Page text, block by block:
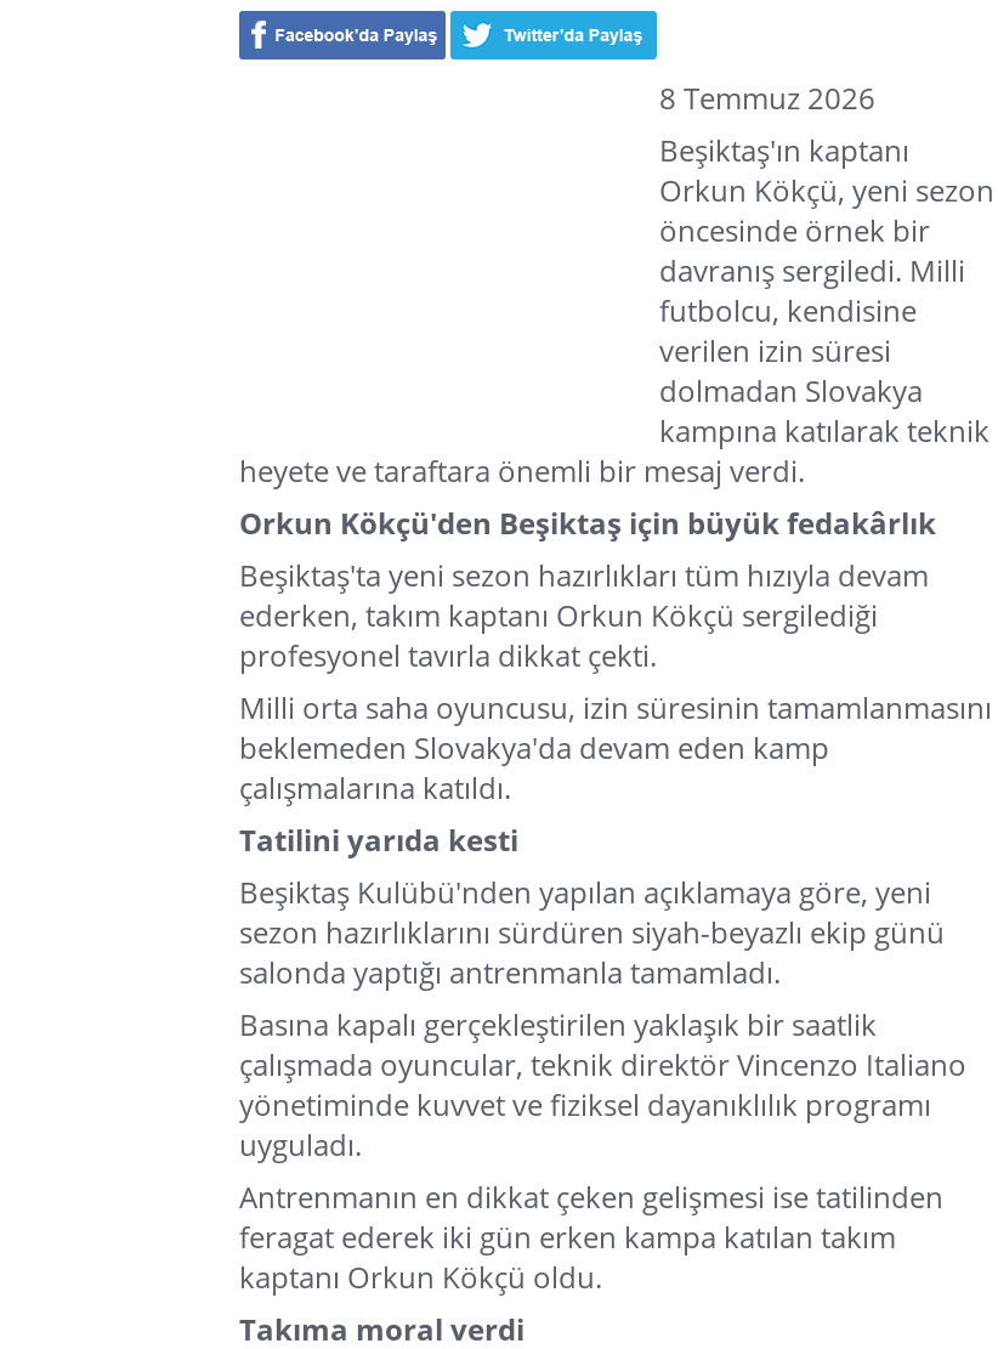
8 Temmuz 2026
Beşiktaş'ın kaptanı
Orkun Kökçü, yeni sezon
öncesinde örnek bir
davranış sergiledi. Milli
futbolcu, kendisine
verilen izin süresi
dolmadan Slovakya
kampına katılarak teknik
heyete ve taraftara önemli bir mesaj verdi.
Orkun Kökçü'den Beşiktaş için büyük fedakârlık
Beşiktaş'ta yeni sezon hazırlıkları tüm hızıyla devam
ederken, takım kaptanı Orkun Kökçü sergilediği
profesyonel tavırla dikkat çekti.
Milli orta saha oyuncusu, izin süresinin tamamlanmasını
beklemeden Slovakya'da devam eden kamp
çalışmalarına katıldı.
Tatilini yarıda kesti
Beşiktaş Kulübü'nden yapılan açıklamaya göre, yeni
sezon hazırlıklarını sürdüren siyah-beyazlı ekip günü
salonda yaptığı antrenmanla tamamladı.
Basına kapalı gerçekleştirilen yaklaşık bir saatlik
çalışmada oyuncular, teknik direktör Vincenzo Italiano
yönetiminde kuvvet ve fiziksel dayanıklılık programı
uyguladı.
Antrenmanın en dikkat çeken gelişmesi ise tatilinden
feragat ederek iki gün erken kampa katılan takım
kaptanı Orkun Kökçü oldu.
Takıma moral verdi